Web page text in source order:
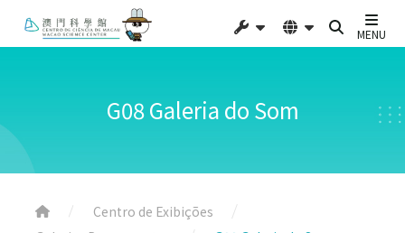
MENU
G08 Galeria do Som
Centro de Exibições